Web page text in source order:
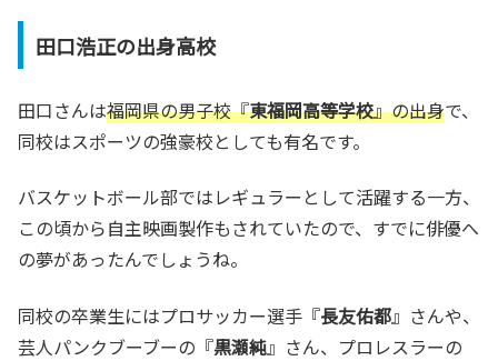
田口浩正の出身高校
田口さんは福岡県の男子校『東福岡高等学校』の出身で、
同校はスポーツの強豪校としても有名です。
バスケットボール部ではレギュラーとして活躍する一方、
この頃から自主映画製作もされていたので、すでに俳優へ
の夢があったんでしょうね。
同校の卒業生にはプロサッカー選手『長友佑都』さんや、
芸人パンクブーブーの『黒瀬純』さん、プロレスラーの